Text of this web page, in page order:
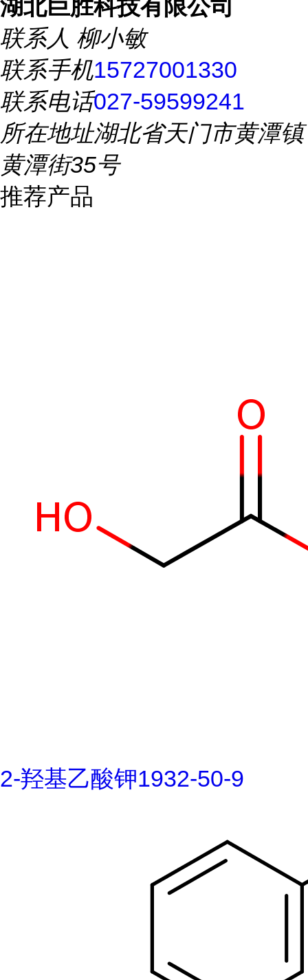
湖北巨胜科技有限公司
联系人 柳小敏
联系手机15727001330
联系电话027-59599241
所在地址湖北省天门市黄潭镇
黄潭街35号
推荐产品
2-羟基乙酸钾1932-50-9